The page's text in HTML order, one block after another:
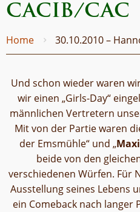
CACIB/CAC
Home 30.10.2010 –
Und schon wieder waren
wir einen „Girls-Day“
männlichen Vertretern
Mit von der Partie waren
der Emsmühle“ und „
beide von den
verschiedenen Würfen. Für
Ausstellung seines Lebens
ein Comeback nach langer